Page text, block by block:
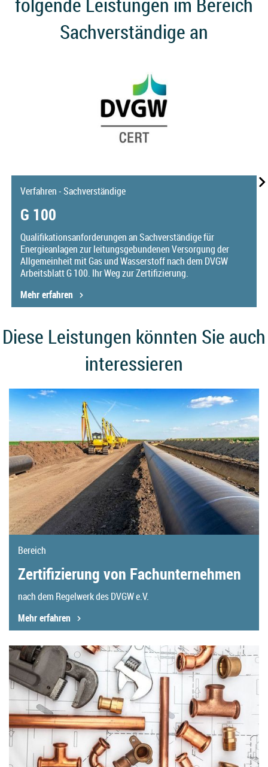
Sachverständige an
Verfahren - Sachverständige
G 100
Qualifikationsanforderungen an Sachverständige für
Energieanlagen zur leitungsgebundenen Versorgung der
Allgemeinheit mit Gas und Wasserstoff nach dem DVGW
Arbeitsblatt G 100. Ihr Weg zur Zertifizierung.
Mehr erfahren
Diese Leistungen könnten Sie auch
interessieren
Bereich
Zertifizierung von Fachunternehmen
nach dem Regelwerk des DVGW e.V.
Mehr erfahren